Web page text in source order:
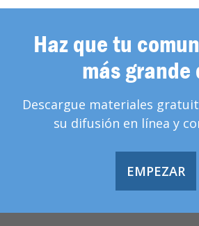
Haz que tu
más grande
Descargue materiales
su difusión en línea y
EMPEZAR